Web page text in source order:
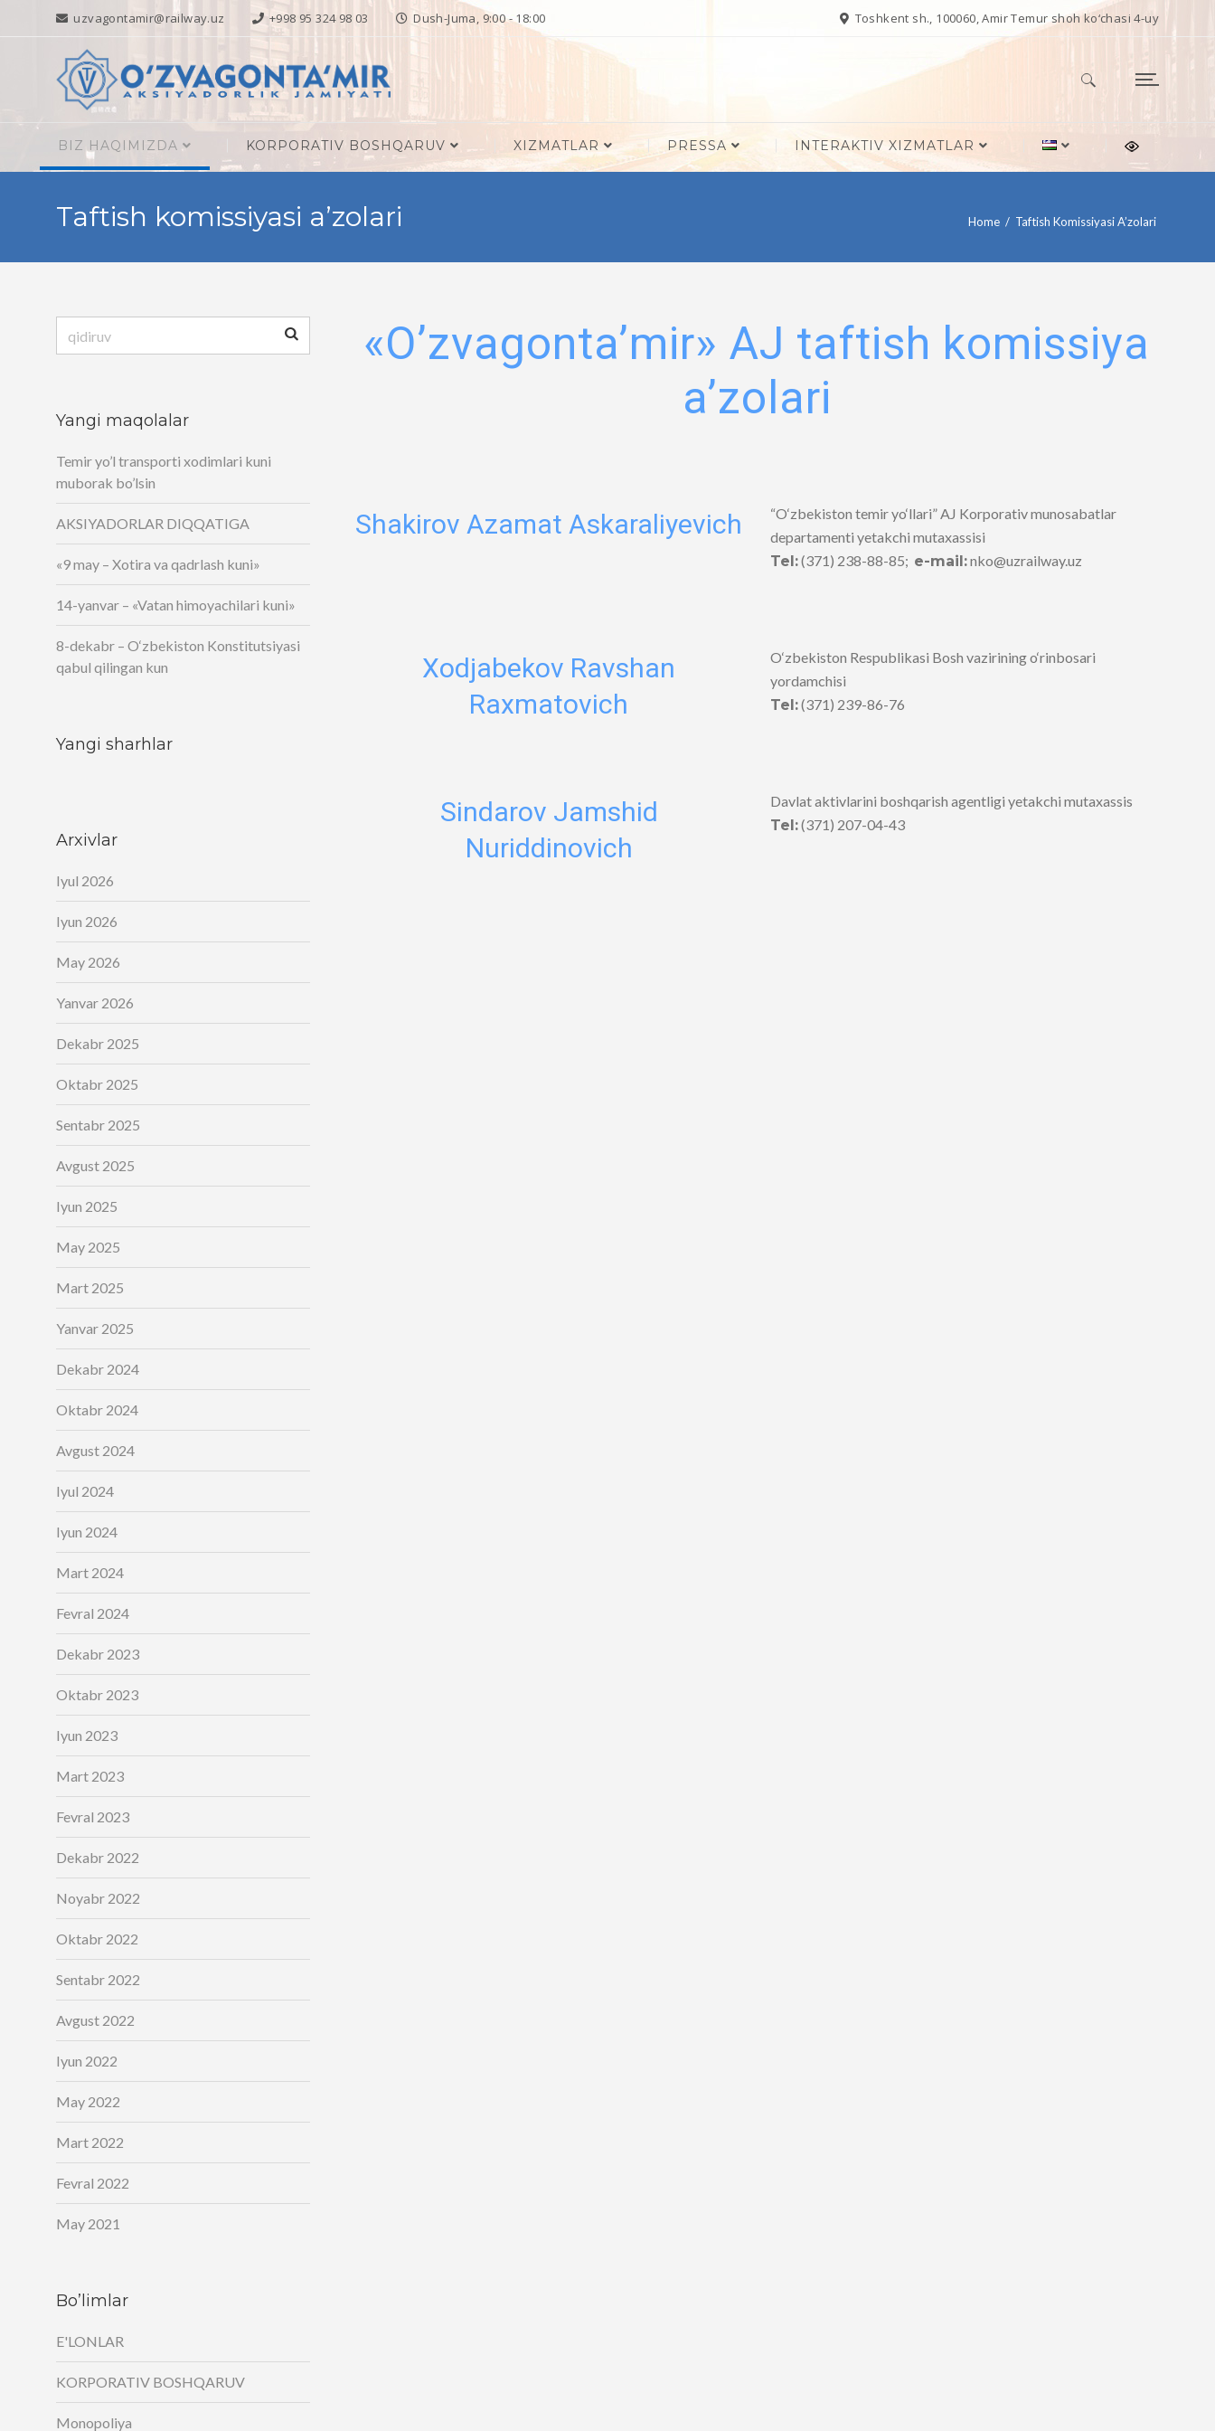
uzvagontamir@railway.uz +998 95 324 98 03 Dush-Juma, 9:00 - 18:00 Toshkent sh., 100060, Amir Temur shoh ko‘chasi 4-uy
Qidirshish:
BIZ HAQIMIZDA KORPORATIV BOSHQARUV XIZMATLAR PRESSA INTERAKTIV XIZMATLAR
Taftish komissiyasi a’zolari Home / Taftish Komissiyasi A’zolari
«O’zvagonta’mir» AJ taftish komissiya
a’zolari
Shakirov Azamat Askaraliyevich
“O‘zbekiston temir yo‘llari” AJ Korporativ munosabatlar
departamenti yetakchi mutaxassisi
Tel:(371) 238-88-85; e-mail:nko@uzrailway.uz
Xodjabekov Ravshan
Raxmatovich
O‘zbekiston Respublikasi Bosh vazirining o‘rinbosari
yordamchisi
Tel:(371) 239-86-76
Sindarov Jamshid
Nuriddinovich
Davlat aktivlarini boshqarish agentligi yetakchi mutaxassis
Tel:(371) 207-04-43
Yangi maqolalar
Temir yo’l transporti xodimlari kuni
muborak bo’lsin
AKSIYADORLAR DIQQATIGA
«9 may – Xotira va qadrlash kuni»
14-yanvar – «Vatan himoyachilari kuni»
8-dekabr – O‘zbekiston Konstitutsiyasi
qabul qilingan kun
Yangi sharhlar
Arxivlar
Iyul 2026
Iyun 2026
May 2026
Yanvar 2026
Dekabr 2025
Oktabr 2025
Sentabr 2025
Avgust 2025
Iyun 2025
May 2025
Mart 2025
Yanvar 2025
Dekabr 2024
Oktabr 2024
Avgust 2024
Iyul 2024
Iyun 2024
Mart 2024
Fevral 2024
Dekabr 2023
Oktabr 2023
Iyun 2023
Mart 2023
Fevral 2023
Dekabr 2022
Noyabr 2022
Oktabr 2022
Sentabr 2022
Avgust 2022
Iyun 2022
May 2022
Mart 2022
Fevral 2022
May 2021
Bo’limlar
E'LONLAR
KORPORATIV BOSHQARUV
Monopoliya